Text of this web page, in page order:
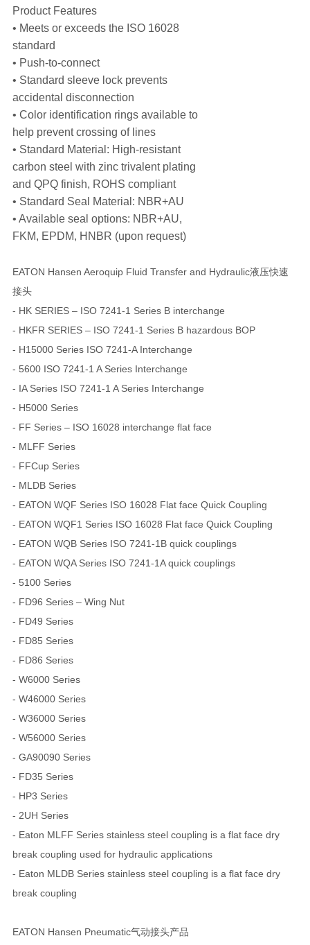
Product Features
• Meets or exceeds the ISO 16028
standard
• Push-to-connect
• Standard sleeve lock prevents
accidental disconnection
• Color identification rings available to
help prevent crossing of lines
• Standard Material: High-resistant
carbon steel with zinc trivalent plating
and QPQ finish, ROHS compliant
• Standard Seal Material: NBR+AU
• Available seal options: NBR+AU,
FKM, EPDM, HNBR (upon request)
EATON Hansen Aeroquip Fluid Transfer and Hydraulic液压快速
接头
- HK SERIES – ISO 7241-1 Series B interchange
- HKFR SERIES – ISO 7241-1 Series B hazardous BOP
- H15000 Series ISO 7241-A Interchange
- 5600 ISO 7241-1 A Series Interchange
- IA Series ISO 7241-1 A Series Interchange
- H5000 Series
- FF Series – ISO 16028 interchange flat face
- MLFF Series
- FFCup Series
- MLDB Series
- EATON WQF Series ISO 16028 Flat face Quick Coupling
- EATON WQF1 Series ISO 16028 Flat face Quick Coupling
- EATON WQB Series ISO 7241-1B quick couplings
- EATON WQA Series ISO 7241-1A quick couplings
- 5100 Series
- FD96 Series – Wing Nut
- FD49 Series
- FD85 Series
- FD86 Series
- W6000 Series
- W46000 Series
- W36000 Series
- W56000 Series
- GA90090 Series
- FD35 Series
- HP3 Series
- 2UH Series
- Eaton MLFF Series stainless steel coupling is a flat face dry
break coupling used for hydraulic applications
- Eaton MLDB Series stainless steel coupling is a flat face dry
break coupling
EATON Hansen Pneumatic气动接头产品